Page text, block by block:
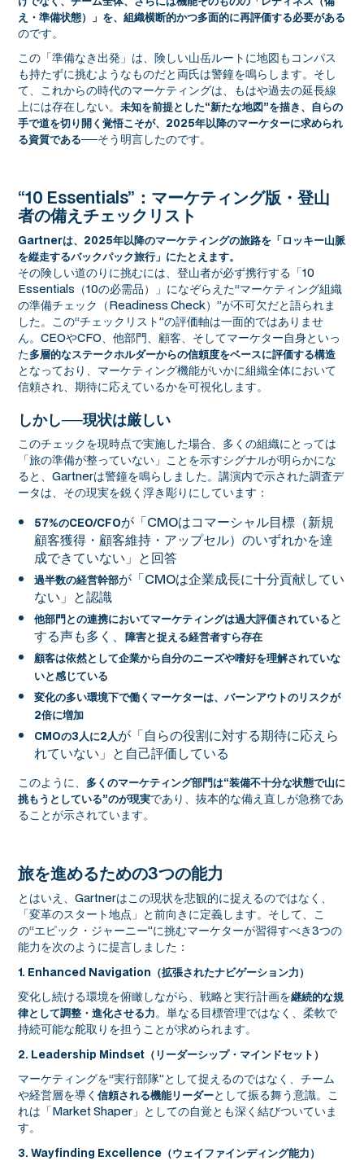
え・準備状態）」を、組織横断的かつ多面的に再評価する必要がある
のです。
この「準備なき出発」は、険しい山岳ルートに地図もコンパス
も持たずに挑むようなものだと両氏は警鐘を鳴らします。そし
て、これからの時代のマーケティングは、もはや過去の延長線
上には存在しない。未知を前提とした“新たな地図”を描き、自らの
手で道を切り開く覚悟こそが、2025年以降のマーケターに求められ
る資質である──そう明言したのです。
“10 Essentials”：マーケティング版・登山
者の備えチェックリスト
Gartnerは、2025年以降のマーケティングの旅路を「ロッキー山脈
を縦走するバックパック旅行」にたとえます。
その険しい道のりに挑むには、登山者が必ず携行する「10
Essentials（10の必需品）」になぞらえた“マーケティング組織
の準備チェック（Readiness Check）”が不可欠だと語られま
した。この“チェックリスト”の評価軸は一面的ではありませ
ん。CEOやCFO、他部門、顧客、そしてマーケター自身といっ
た多層的なステークホルダーからの信頼度をベースに評価する構造
となっており、マーケティング機能がいかに組織全体において
信頼され、期待に応えているかを可視化します。
しかし──現状は厳しい
このチェックを現時点で実施した場合、多くの組織にとっては
「旅の準備が整っていない」ことを示すシグナルが明らかにな
ると、Gartnerは警鐘を鳴らしました。講演内で示された調査デ
ータは、その現実を鋭く浮き彫りにしています：
57%のCEO/CFOが「CMOはコマーシャル目標（新規
顧客獲得・顧客維持・アップセル）のいずれかを達
成できていない」と回答
過半数の経営幹部が「CMOは企業成長に十分貢献してい
ない」と認識
他部門との連携においてマーケティングは過大評価されていると
する声も多く、障害と捉える経営者すら存在
顧客は依然として企業から自分のニーズや嗜好を理解されていな
いと感じている
変化の多い環境下で働くマーケターは、バーンアウトのリスクが
2倍に増加
CMOの3人に2人が「自らの役割に対する期待に応えら
れていない」と自己評価している
このように、 多くのマーケティング部門は“装備不十分な状態で山に
挑もうとしている”のが現実であり、抜本的な備え直しが急務であ
ることが示されています。
旅を進めるための3つの能力
とはいえ、Gartnerはこの現状を悲観的に捉えるのではなく、
「変革のスタート地点」と前向きに定義します。そして、こ
の“エピック・ジャーニー”に挑むマーケターが習得すべき3つの
能力を次のように提言しました：
1. Enhanced Navigation（拡張されたナビゲーション力）
変化し続ける環境を俯瞰しながら、戦略と実行計画を継続的な規
律として調整・進化させる力。単なる目標管理ではなく、柔軟で
持続可能な舵取りを担うことが求められます。
2. Leadership Mindset（リーダーシップ・マインドセット）
マーケティングを“実行部隊”として捉えるのではなく、チーム
や経営層を導く信頼される機能リーダーとして振る舞う意識。こ
れは「Market Shaper」としての自覚とも深く結びついていま
す。
3. Wayfinding Excellence（ウェイファインディング能力）